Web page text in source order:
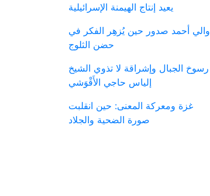
يعيد إنتاج الهيمنة الإسرائيلية
والي أحمد صدور حين يُزهِر الفكر في
حضن الثلوج
رسوخ الجبال وإشراقة لا تذوي الشيخ
إلياس حاجي الأَقْوَشي
غزة ومعركة المعنى: حين انقلبت
صورة الضحية والجلاد